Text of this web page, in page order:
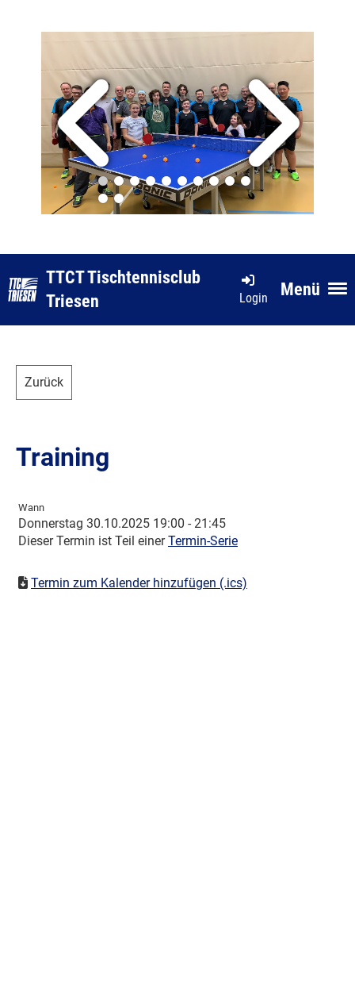
Menü
Login
TTCT Tischtennisclub
Triesen
Zurück
Training
Wann
Donnerstag 30.10.2025 19:00 - 21:45
Dieser Termin ist Teil einerTermin-Serie
Termin zum Kalender hinzufügen (.ics)